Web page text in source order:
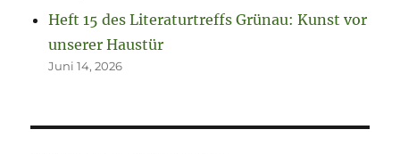
Heft 15 des Literaturtreffs Grünau: Kunst vor
unserer Haustür
Juni 14, 2026